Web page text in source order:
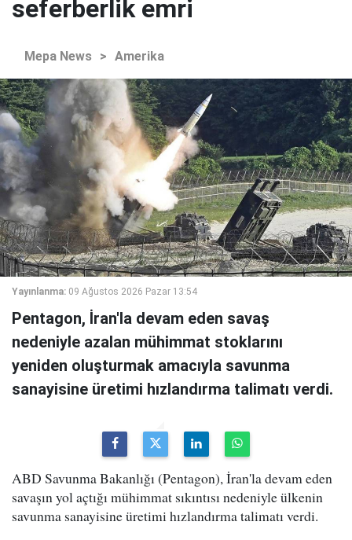
seferberlik emri
Mepa News > Amerika
Yayınlanma: 09 Ağustos 2026 Pazar 13:54
Pentagon, İran'la devam eden savaş
nedeniyle azalan mühimmat stoklarını
yeniden oluşturmak amacıyla savunma
sanayisine üretimi hızlandırma talimatı verdi.
ABD Savunma Bakanlığı (Pentagon), İran'la devam eden
savaşın yol açtığı mühimmat sıkıntısı nedeniyle ülkenin
savunma sanayisine üretimi hızlandırma talimatı verdi.